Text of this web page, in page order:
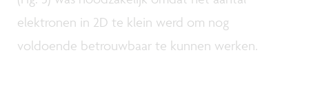
elektronen in 2D te klein werd om nog
voldoende betrouwbaar te kunnen werken.